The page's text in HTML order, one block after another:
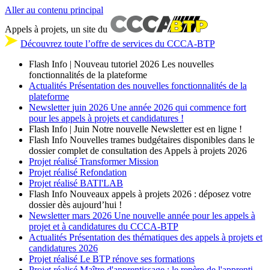
Aller au contenu principal
Appels à projets, un site du
Découvrez toute l’offre de services du CCCA-BTP
Flash Info | Nouveau tutoriel 2026 Les nouvelles
fonctionnalités de la plateforme
Actualités Présentation des nouvelles fonctionnalités de la
plateforme
Newsletter juin 2026 Une année 2026 qui commence fort
pour les appels à projets et candidatures !
Flash Info | Juin Notre nouvelle Newsletter est en ligne !
Flash Info Nouvelles trames budgétaires disponibles dans le
dossier complet de consultation des Appels à projets 2026
Projet réalisé Transformer Mission
Projet réalisé Refondation
Projet réalisé BATI'LAB
Flash Info Nouveaux appels à projets 2026 : déposez votre
dossier dès aujourd’hui !
Newsletter mars 2026 Une nouvelle année pour les appels à
projet et à candidatures du CCCA-BTP
Actualités Présentation des thématiques des appels à projets et
candidatures 2026
Projet réalisé Le BTP rénove ses formations